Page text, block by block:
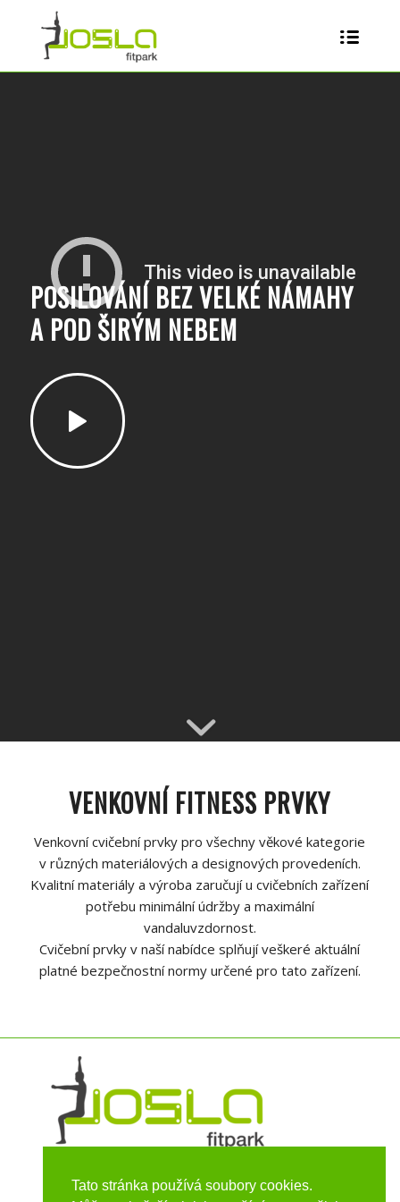
Tato stránka používá soubory cookies.
POSILOVÁNÍ BEZ VELKÉ NÁMAHY
A POD ŠIRÝM NEBEM
VENKOVNÍ FITNESS PRVKY
Venkovní cvičební prvky pro všechny věkové kategorie
v různých materiálových a designových provedeních.
Kvalitní materiály a výroba zaručují u cvičebních zařízení
potřebu minimální údržby a maximální
vandaluvzdornost.
Cvičební prvky v naší nabídce splňují veškeré aktuální
platné bezpečnostní normy určené pro tato zařízení.